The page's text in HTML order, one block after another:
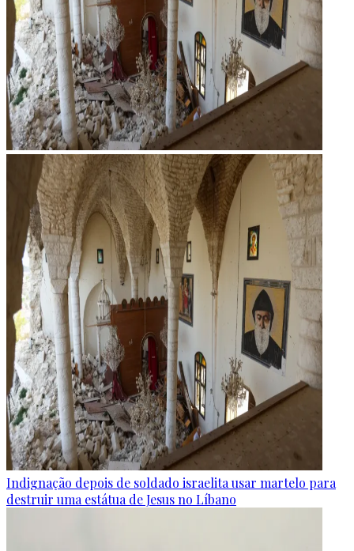
Indignação depois de soldado israelita usar martelo para
destruir uma estátua de Jesus no Líbano